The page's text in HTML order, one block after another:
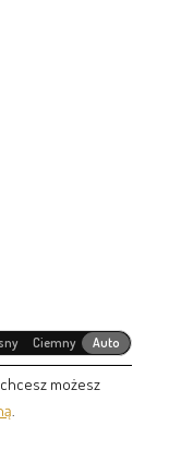
Ciemny Auto
możesz